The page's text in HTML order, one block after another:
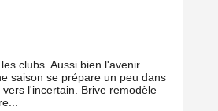
clubs. Aussi bien l'avenir
saison se prépare un peu dans
l'incertain. Brive remodèle